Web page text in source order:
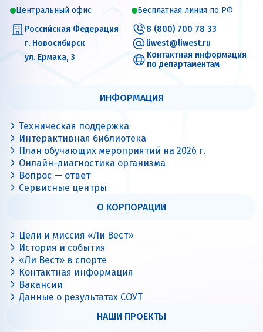
Центральный офис
Российская Федерация
г. Новосибирск
ул. Ермака, 3
Бесплатная линия по РФ
8 (800) 700 78 33
liwest@liwest.ru
Контактная информация
по департаментам
ИНФОРМАЦИЯ
Техническая поддержка
Интерактивная библиотека
План обучающих мероприятий на 2026 г.
Онлайн-диагностика организма
Вопрос — ответ
Сервисные центры
О КОРПОРАЦИИ
Цели и миссия «Ли Вест»
История и события
«Ли Вест» в спорте
Контактная информация
Вакансии
Данные о результатах СОУТ
НАШИ ПРОЕКТЫ